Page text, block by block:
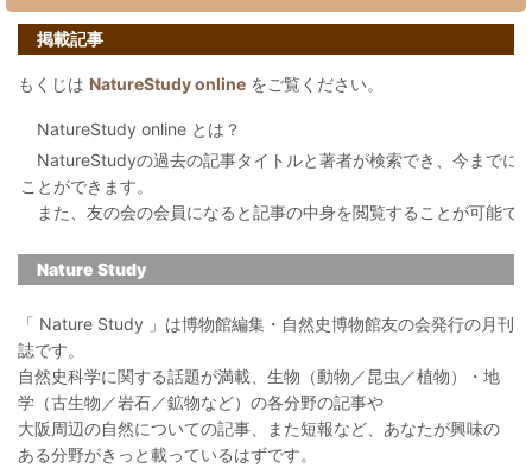
掲載記事
もくじは NatureStudy online をご覧ください。
NatureStudy online とは？
NatureStudyの過去の記事タイトルと著者が検索でき、今までに
ことができます。
また、友の会の会員になると記事の中身を閲覧することが可能で
Nature Study
「 Nature Study 」は博物館編集・自然史博物館友の会発行の月刊
誌です。
自然史科学に関する話題が満載、生物（動物／昆虫／植物）・地
学（古生物／岩石／鉱物など）の各分野の記事や
大阪周辺の自然についての記事、また短報など、あなたが興味の
ある分野がきっと載っているはずです。